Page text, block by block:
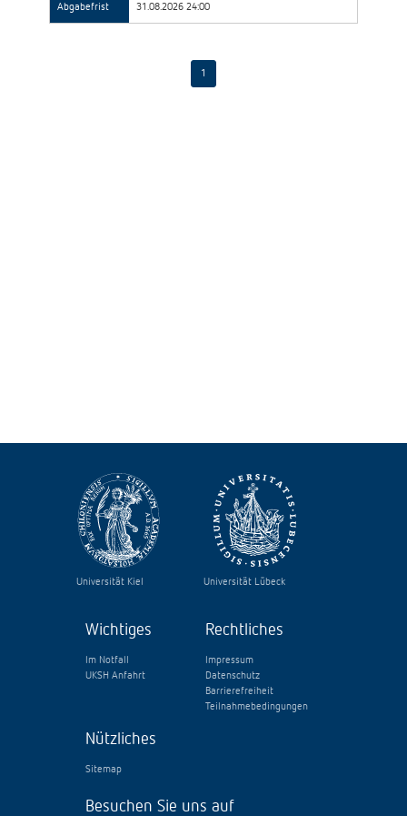
Abgabefrist 31.08.2026 24:00
1
Universität Kiel Universität Lübeck
Wichtiges
Im Notfall
UKSH Anfahrt
Rechtliches
Impressum
Datenschutz
Barrierefreiheit
Teilnahmebedingungen
Nützliches
Sitemap
Besuchen Sie uns auf